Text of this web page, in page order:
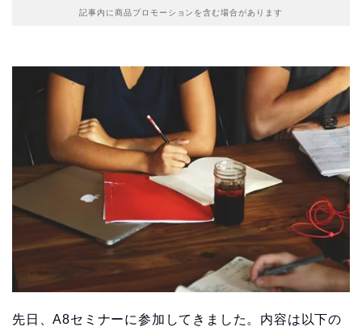
記事内に商品プロモーションを含む場合があります
先日、A8セミナーに参加してきました。内容は以下の